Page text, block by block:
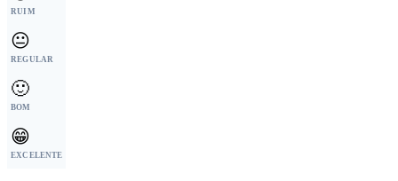
RUIM
😐
REGULAR
🙂
BOM
😁
EXCELENTE